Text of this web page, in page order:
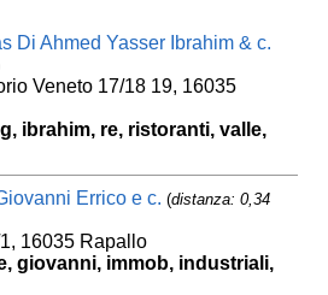
Di Ahmed Yasser Ibrahim & c.
Veneto 17/18 19, 16035
ibrahim, re, ristoranti, valle,
Errico e c. (distanza: 0,34
16035 Rapallo
giovanni, immob, industriali,